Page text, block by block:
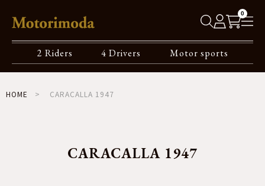
0
2 Riders 4 Drivers Motor sports
HOME CARACALLA 1947
CARACALLA 1947